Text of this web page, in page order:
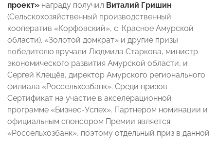
проект» награду получил Виталий Гришин
(Сельскохозяйственный производственный
кооператив «Корфовский», с. Красное Амурской
области). «Золотой домкрат» и другие призы
победителю вручали Людмила Старкова, министр
экономического развития Амурской области, и
Сергей Клещёв, директор Амурского регионального
филиала «Россельхозбанк». Среди призов
Сертификат на участие в акселерационной
программе «Бизнес-Успех». Партнером номинации и
официальным спонсором Премии является
«Россельхозбанк», поэтому отдельный приз в данной